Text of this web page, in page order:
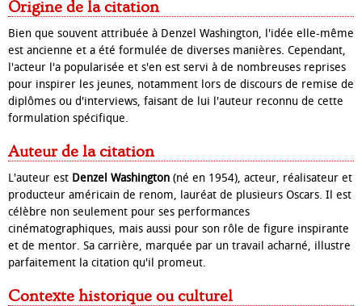
Origine de la citation
Bien que souvent attribuée à Denzel Washington, l'idée elle-même
est ancienne et a été formulée de diverses manières. Cependant,
l'acteur l'a popularisée et s'en est servi à de nombreuses reprises
pour inspirer les jeunes, notamment lors de discours de remise de
diplômes ou d'interviews, faisant de lui l'auteur reconnu de cette
formulation spécifique.
Auteur de la citation
L'auteur est Denzel Washington (né en 1954), acteur, réalisateur et
producteur américain de renom, lauréat de plusieurs Oscars. Il est
célèbre non seulement pour ses performances
cinématographiques, mais aussi pour son rôle de figure inspirante
et de mentor. Sa carrière, marquée par un travail acharné, illustre
parfaitement la citation qu'il promeut.
Contexte historique ou culturel